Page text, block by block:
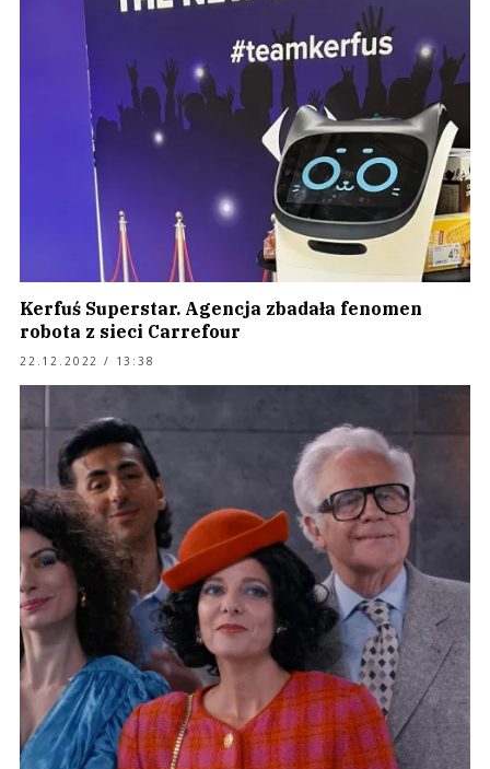
Kerfuś Superstar. Agencja zbadała fenomen
robota z sieci Carrefour
22.12.2022 / 13:38